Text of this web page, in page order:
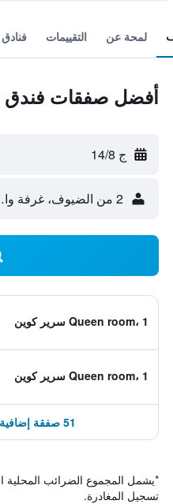
لمحة عن التقييمات
أفضل صفقات فندق
ج 14/8
2 من الضيوف، غرفة واحدة
Queen room، 1 سرير كوين
Queen room، 1 سرير كوين
51 صفقة إضافية ابتداءً من 327 ﷼
*يشمل المجموع الضرائب المحلية
تسجيل المغادرة.